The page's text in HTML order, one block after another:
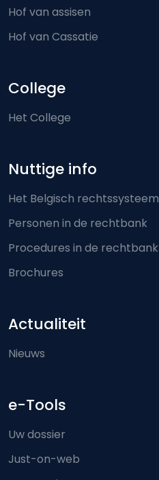
Hof van assisen
Hof van Cassatie
College
Het College
Nuttige info
Het Belgisch rechtssysteem
Personen in de rechtbank
Procedures in de rechtbank
Brochures
Actualiteit
Nieuws
e-Tools
Uw dossier
Just-on-web